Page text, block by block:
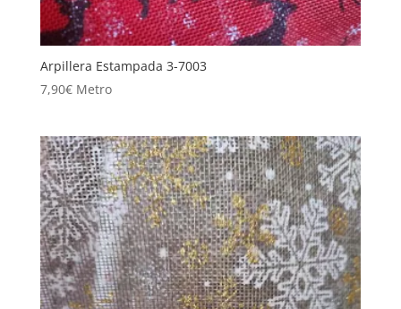
Arpillera Estampada 3-7003
7,90€ Metro